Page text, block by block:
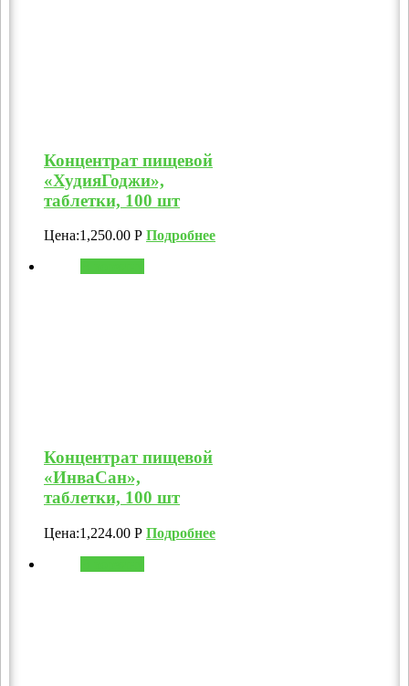
Концентрат пищевой
«ХудияГоджи»,
таблетки, 100 шт
Цена:1,250.00 Р Подробнее
Концентрат пищевой
«ИнваСан»,
таблетки, 100 шт
Цена:1,224.00 Р Подробнее